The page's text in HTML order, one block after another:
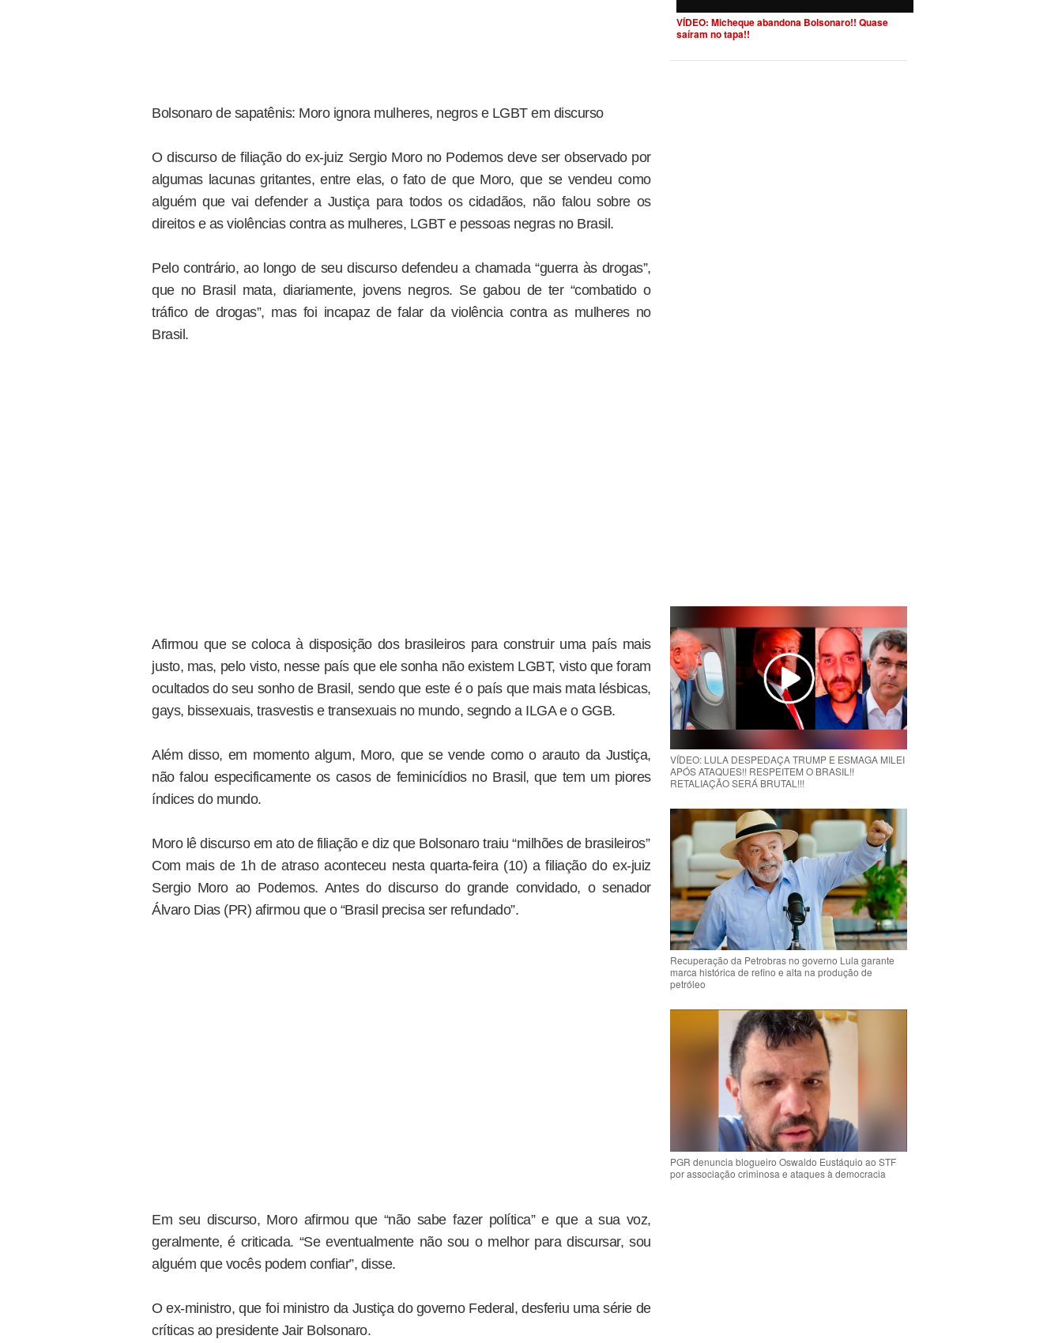
Bolsonaro de sapatênis: Moro ignora mulheres, negros e LGBT em discurso
O discurso de filiação do ex-juiz Sergio Moro no Podemos deve ser observado por
algumas lacunas gritantes, entre elas, o fato de que Moro, que se vendeu como
alguém que vai defender a Justiça para todos os cidadãos, não falou sobre os
direitos e as violências contra as mulheres, LGBT e pessoas negras no Brasil.
Pelo contrário, ao longo de seu discurso defendeu a chamada “guerra às drogas”,
que no Brasil mata, diariamente, jovens negros. Se gabou de ter “combatido o
tráfico de drogas”, mas foi incapaz de falar da violência contra as mulheres no
Brasil.
Afirmou que se coloca à disposição dos brasileiros para construir uma país mais
justo, mas, pelo visto, nesse país que ele sonha não existem LGBT, visto que foram
ocultados do seu sonho de Brasil, sendo que este é o país que mais mata lésbicas,
gays, bissexuais, trasvestis e transexuais no mundo, segndo a ILGA e o GGB.
Além disso, em momento algum, Moro, que se vende como o arauto da Justiça,
não falou especificamente os casos de feminicídios no Brasil, que tem um piores
índices do mundo.
Moro lê discurso em ato de filiação e diz que Bolsonaro traiu “milhões de brasileiros”
Com mais de 1h de atraso aconteceu nesta quarta-feira (10) a filiação do ex-juiz
Sergio Moro ao Podemos. Antes do discurso do grande convidado, o senador
Álvaro Dias (PR) afirmou que o “Brasil precisa ser refundado”.
Em seu discurso, Moro afirmou que “não sabe fazer política” e que a sua voz,
geralmente, é criticada. “Se eventualmente não sou o melhor para discursar, sou
alguém que vocês podem confiar”, disse.
O ex-ministro, que foi ministro da Justiça do governo Federal, desferiu uma série de
críticas ao presidente Jair Bolsonaro.
VÍDEO: Micheque abandona Bolsonaro!! Quase
saíram no tapa!!
VÍDEO: LULA DESPEDAÇA TRUMP E ESMAGA MILEI
APÓS ATAQUES!! RESPEITEM O BRASIL!!
RETALIAÇÃO SERÁ BRUTAL!!!
Recuperação da Petrobras no governo Lula garante
marca histórica de refino e alta na produção de
petróleo
PGR denuncia blogueiro Oswaldo Eustáquio ao STF
por associação criminosa e ataques à democracia